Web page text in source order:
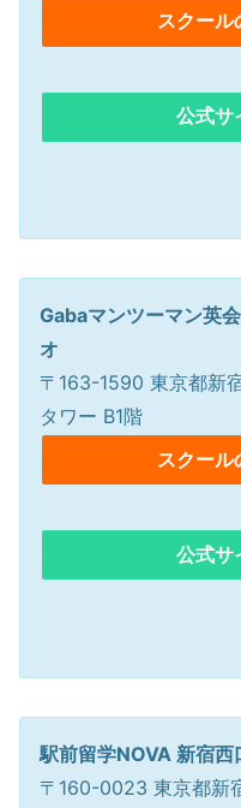
スクール
公式サ
Gabaマンツーマン英
オ
〒163-1590 東京都新
タワー B1階
スクール
公式サ
駅前留学NOVA 新宿西
〒160-0023 東京都新